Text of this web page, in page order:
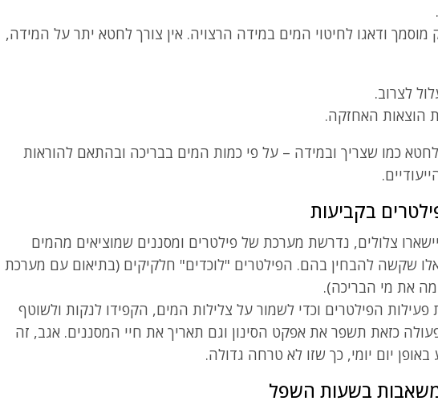
מוסמך ודאגו לחיטוי המים במידה הרצויה. אין צורך לחטא יתר על המידה,
לצרוב.
הוצאות האחזקה.
כמו שצריך ובמידה – על פי כמות המים בבריכה ובהתאם להוראות
צלולים, נדרשת מערכת של פילטרים ומסננים שמוציאים מהמים
אלו שקשה להבחין בהם. הפילטרים "לוכדים" חלקיקים (בתיאום עם מערכת
את מי הבריכה).
הפילטרים וכדי לשמור על צלילות המים, הקפידו לנקות ולשוטף
כזאת תשפר את אפקט הסינון וגם תאריך את חיי המסננים. אגב, זה
יום יומי, כך שזו לא טרחה גדולה.